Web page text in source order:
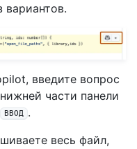
вариантов.
введите вопрос
части панели
ВВОД .
весь файл,